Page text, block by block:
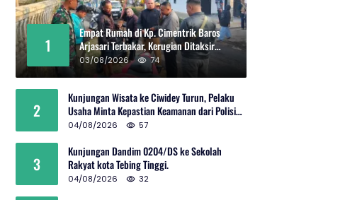
1
Empat Rumah di Kp. Cimentrik Baros
Arjasari Terbakar, Kerugian Ditaksir
Rp600 Juta
03/08/2026 74
2
Kunjungan Wisata ke Ciwidey Turun, Pelaku
Usaha Minta Kepastian Keamanan dari Polisi
dan Pemprov Jabar
04/08/2026 57
3
Kunjungan Dandim 0204/DS ke Sekolah
Rakyat kota Tebing Tinggi.
04/08/2026 32